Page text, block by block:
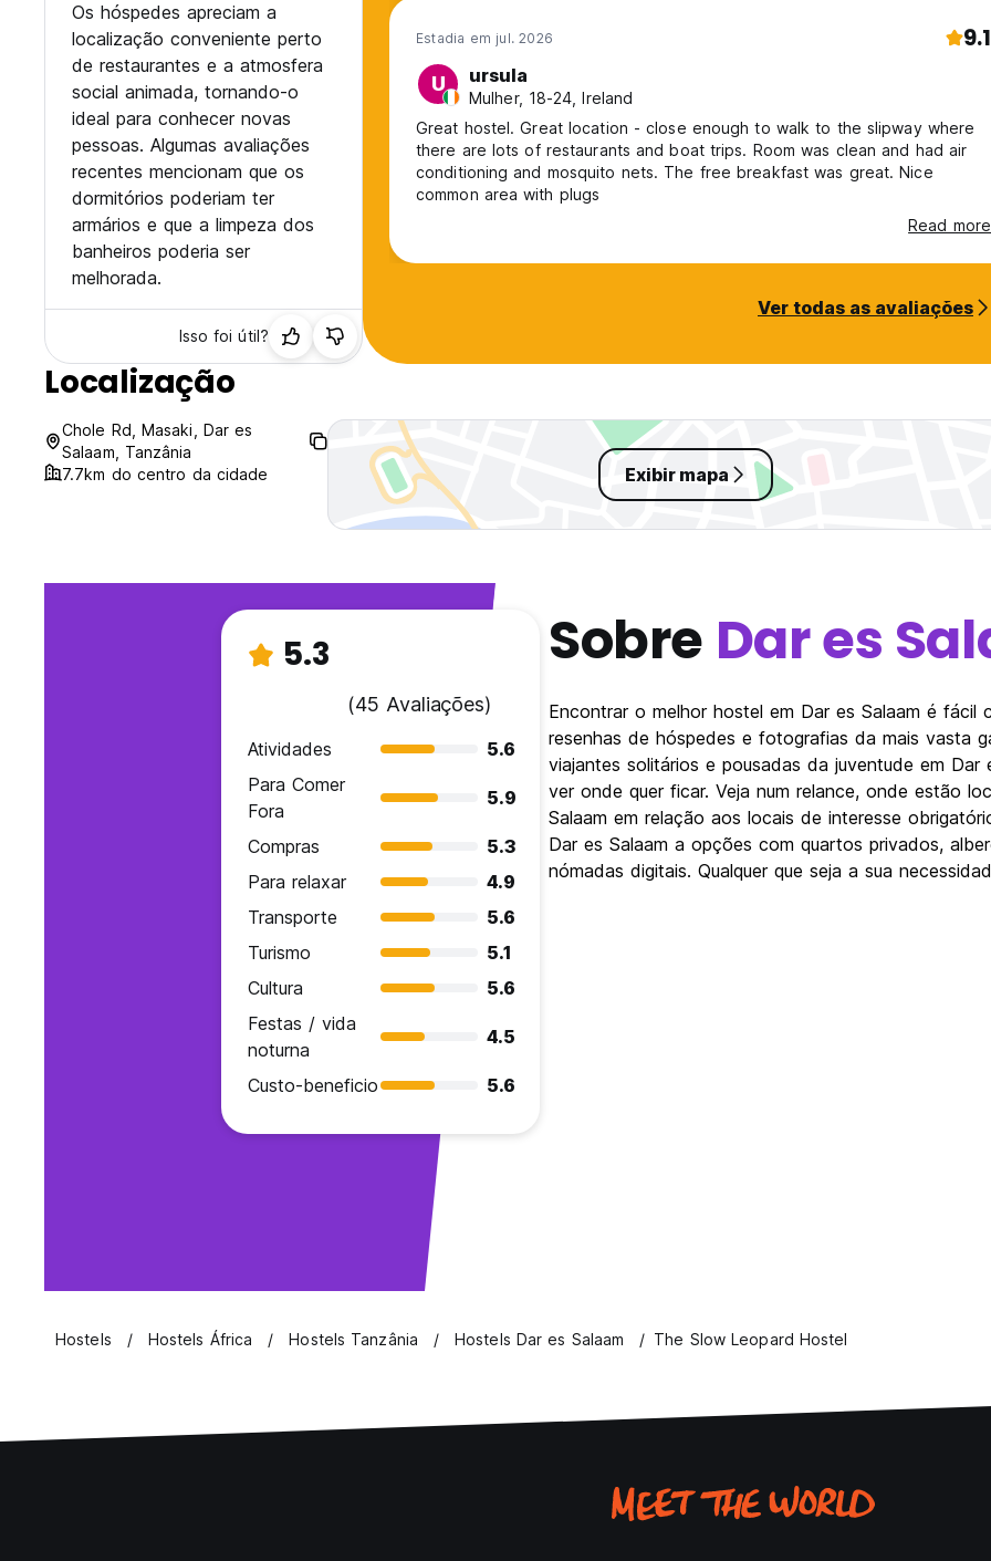
Os hóspedes apreciam a
localização conveniente perto
de restaurantes e a atmosfera
social animada, tornando-o
ideal para conhecer novas
pessoas. Algumas avaliações
recentes mencionam que os
dormitórios poderiam ter
armários e que a limpeza dos
banheiros poderia ser
melhorada.
Isso foi útil?
Estadia em jul. 2026 9.1
U ursula
Mulher, 18-24, Ireland
Great hostel. Great location - close enough to walk to the slipway where
there are lots of restaurants and boat trips. Room was clean and had air
conditioning and mosquito nets. The free breakfast was great. Nice
common area with plugs
Read more
Ver todas as avaliações
Localização
Chole Rd, Masaki, Dar es
Salaam, Tanzânia
7.7km do centro da cidade
Exibir mapa
5.3
(45 Avaliações)
Atividades
5.6
Para Comer
Fora
5.9
Compras
5.3
Para relaxar
4.9
Transporte
5.6
Turismo
5.1
Cultura
5.6
Festas / vida
noturna
4.5
Custo-beneficio 5.6
Sobre Dar es
Encontrar o melhor hostel em Dar es Salaam é
resenhas de hóspedes e fotografias da mais vasta
viajantes solitários e pousadas da juventude em
ver onde quer ficar. Veja num relance, onde estão
Salaam em relação aos locais de interesse
Dar es Salaam a opções com quartos privados,
nómadas digitais. Qualquer que seja a sua
Hostels Hostels África Hostels Tanzânia Hostels Dar es Salaam The Slow Leopard Hostel